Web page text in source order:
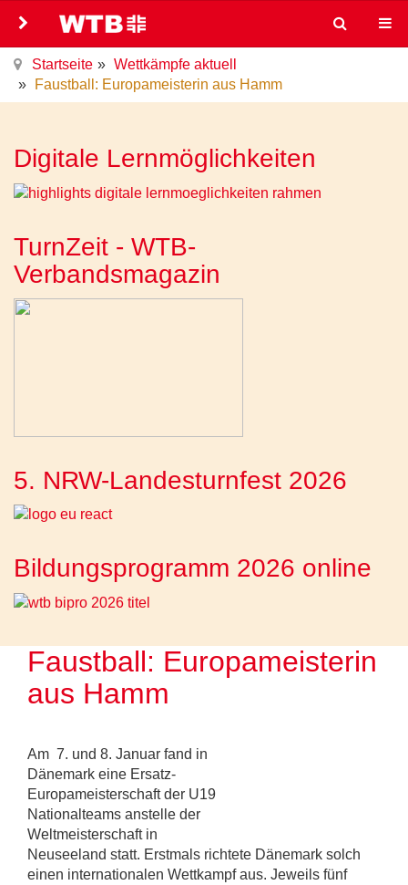
Startseite
Wettkämpfe aktuell
Faustball: Europameisterin aus Hamm
Digitale Lernmöglichkeiten
TurnZeit - WTB-
Verbandsmagazin
5. NRW-Landesturnfest 2026
Bildungsprogramm 2026 online
Faustball: Europameisterin
aus Hamm
Am 7. und 8. Januar fand in
Dänemark eine Ersatz-
Europameisterschaft der U19
Nationalteams anstelle der
Weltmeisterschaft in
Neuseeland statt. Erstmals richtete Dänemark solch
einen internationalen Wettkampf aus. Jeweils fünf